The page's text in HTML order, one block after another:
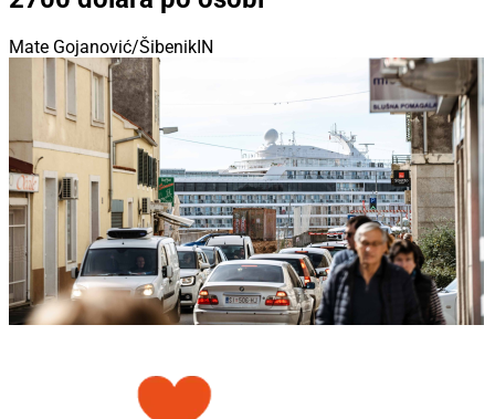
Mate Gojanović/ŠibenikIN